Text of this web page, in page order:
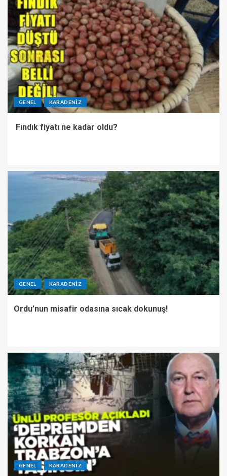
GENEL KARADENIZ
Fındık fiyatı ne kadar oldu?
GENEL KARADENIZ
Ordu’nun misafir odasına sıcak dokunuş!
GENEL KARADENIZ